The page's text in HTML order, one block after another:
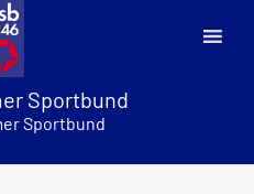
Sportbund
Sportbund